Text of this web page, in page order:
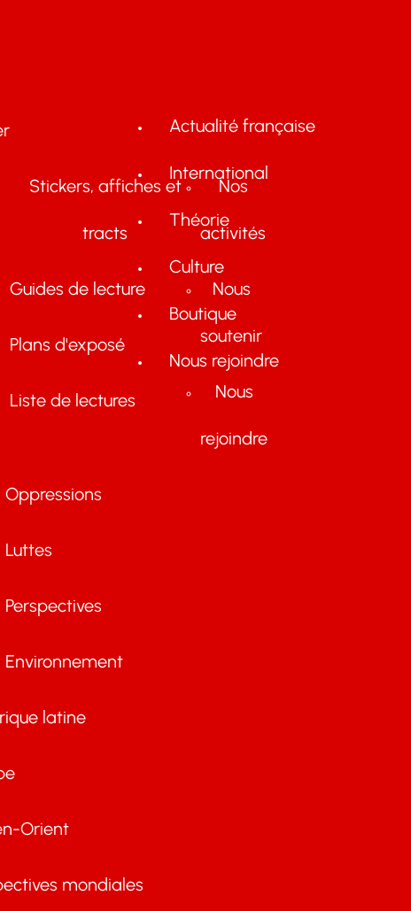
Stickers, affiches et
tracts
Guides de lecture
Plans d'exposé
Liste de lectures
Nos
activités
Nous
soutenir
Nous
rejoindre
Actualité française
Oppressions
Luttes
Perspectives
Environnement
International
latine
Orient
mondiales
Théorie
Culture
Boutique
Nous rejoindre